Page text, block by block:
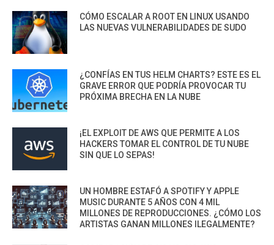
CÓMO ESCALAR A ROOT EN LINUX USANDO
LAS NUEVAS VULNERABILIDADES DE SUDO
¿CONFÍAS EN TUS HELM CHARTS? ESTE ES EL
GRAVE ERROR QUE PODRÍA PROVOCAR TU
PRÓXIMA BRECHA EN LA NUBE
¡EL EXPLOIT DE AWS QUE PERMITE A LOS
HACKERS TOMAR EL CONTROL DE TU NUBE
SIN QUE LO SEPAS!
UN HOMBRE ESTAFÓ A SPOTIFY Y APPLE
MUSIC DURANTE 5 AÑOS CON 4 MIL
MILLONES DE REPRODUCCIONES. ¿CÓMO LOS
ARTISTAS GANAN MILLONES ILEGALMENTE?